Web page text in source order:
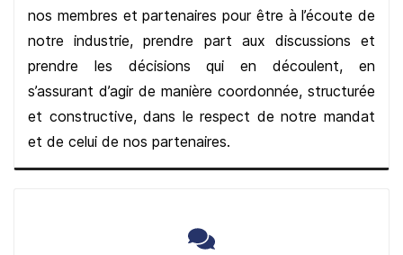
nos membres et partenaires pour être à l’écoute de
notre industrie, prendre part aux discussions et
prendre les décisions qui en découlent, en
s’assurant d’agir de manière coordonnée, structurée
et constructive, dans le respect de notre mandat
et de celui de nos partenaires.